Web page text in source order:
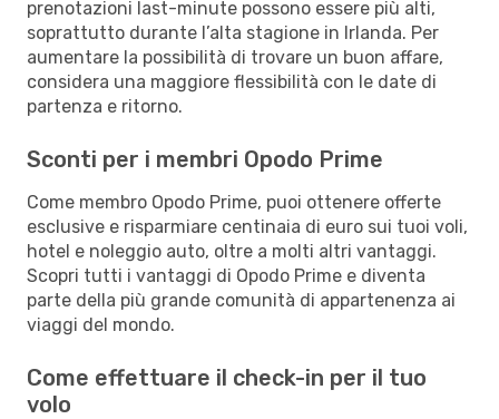
prenotazioni last-minute possono essere più alti,
soprattutto durante l’alta stagione in Irlanda. Per
aumentare la possibilità di trovare un buon affare,
considera una maggiore flessibilità con le date di
partenza e ritorno.
Sconti per i membri Opodo Prime
Come membro Opodo Prime, puoi ottenere offerte
esclusive e risparmiare centinaia di euro sui tuoi voli,
hotel e noleggio auto, oltre a molti altri vantaggi.
Scopri tutti i vantaggi di Opodo Prime e diventa
parte della più grande comunità di appartenenza ai
viaggi del mondo.
Come effettuare il check-in per il tuo
volo